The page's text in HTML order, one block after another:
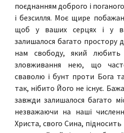
поєднанням доброго і
і безсилля. Моє щире
щоб у ваших серцях і у
залишалося багато простору
нам свободу, який
зловживання нею, що
сваволю і бунт проти Бога
так, нібито Його не існує.
завжди залишалося багато
незважаючи на наші
Христа, свого Сина,